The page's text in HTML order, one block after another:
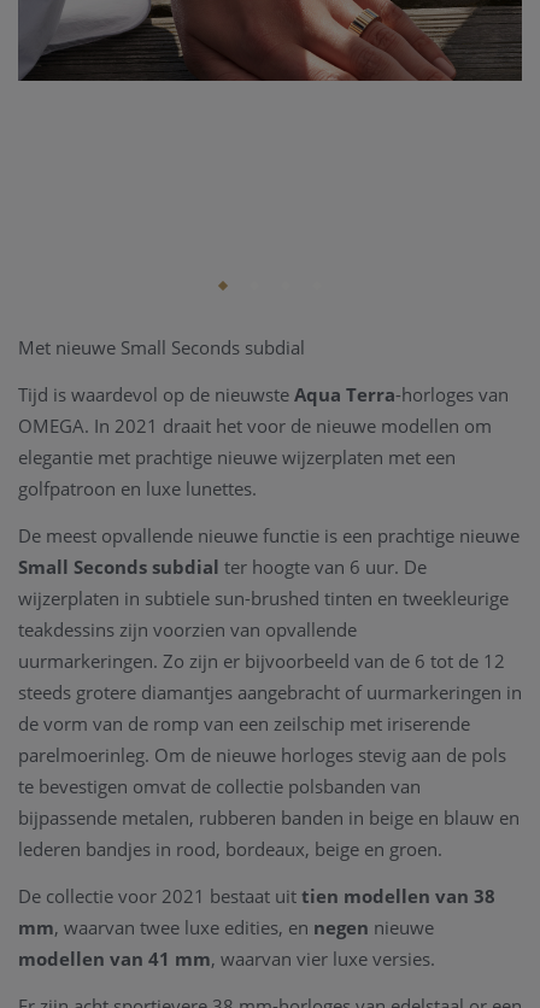
Met nieuwe Small Seconds subdial
Tijd is waardevol op de nieuwste Aqua Terra-horloges van
OMEGA. In 2021 draait het voor de nieuwe modellen om
elegantie met prachtige nieuwe wijzerplaten met een
golfpatroon en luxe lunettes.
De meest opvallende nieuwe functie is een prachtige nieuwe
Small Seconds subdial ter hoogte van 6 uur. De
wijzerplaten in subtiele sun-brushed tinten en tweekleurige
teakdessins zijn voorzien van opvallende
uurmarkeringen. Zo zijn er bijvoorbeeld van de 6 tot de 12
steeds grotere diamantjes aangebracht of uurmarkeringen in
de vorm van de romp van een zeilschip met iriserende
parelmoerinleg. Om de nieuwe horloges stevig aan de pols
te bevestigen omvat de collectie polsbanden van
bijpassende metalen, rubberen banden in beige en blauw en
lederen bandjes in rood, bordeaux, beige en groen.
De collectie voor 2021 bestaat uit tien modellen van 38
mm, waarvan twee luxe edities, en negen nieuwe
modellen van 41 mm, waarvan vier luxe versies.